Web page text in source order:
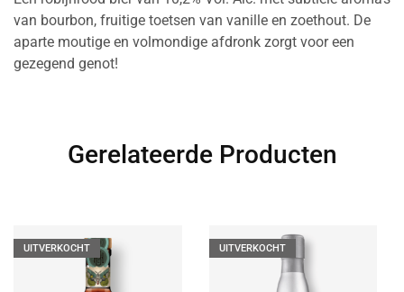
van bourbon, fruitige toetsen van vanille en zoethout. De
aparte moutige en volmondige afdronk zorgt voor een
gezegend genot!
Gerelateerde Producten
UITVERKOCHT UITVERKOCHT